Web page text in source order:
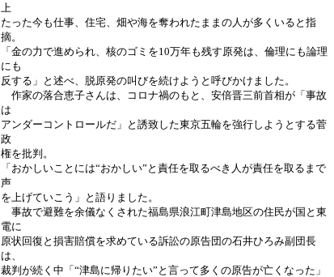
上
たった今も仕事、住宅、畑や海を奪われたままの人が多くいると指
摘。
「金の力で進められ、核のゴミを10万年も残す原発は、倫理にも論理
にも
反する」と述べ、脱原発の叫びを続けようと呼びかけました。
作家の落合恵子さんは、コロナ禍のもと、安倍晋三前首相が「事故
は
アンダーコントロールだ」と誘致した東京五輪を強行しようとする菅
政
権を批判。
「おかしいことには“おかしい”と責任を取るべき人が責任を取るまで
声
を上げていこう」と語りました。
事故で避難を余儀なくされた福島県浪江町津島地区の住民が国と東
電に
原状回復と損害賠償を求めている訴訟の原告団の石井ひろみ副団長
は、
裁判が続く中「“津島に帰りたい”と言って多くの原告が亡くなった」